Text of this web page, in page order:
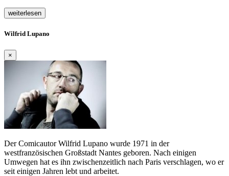
weiterlesen
Wilfrid Lupano
×
Der Comicautor Wilfrid Lupano wurde 1971 in der
westfranzösischen Großstadt Nantes geboren. Nach einigen
Umwegen hat es ihn zwischenzeitlich nach Paris verschlagen, wo er
seit einigen Jahren lebt und arbeitet.